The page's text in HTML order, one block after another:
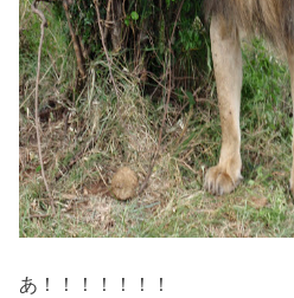
あ！！！！！！！